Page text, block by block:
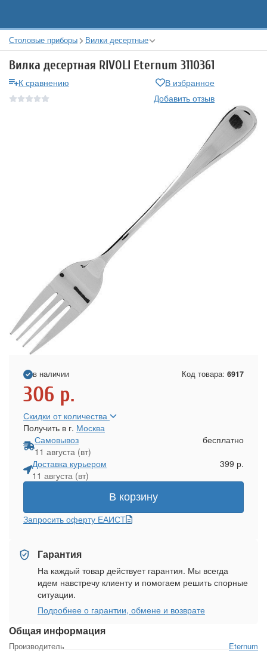
Столовые приборы Вилки десертные
Вилка десертная RIVOLI Eternum 3110361
К сравнению
В избранное
Добавить отзыв
Общая информация
Производитель
Eternum
в наличии Код товара: 6917
306 р.
Скидки от количества
Получить в г. Москва
Самовывоз
11 августа (вт)
бесплатно
Доставка курьером
11 августа (вт)
399 р.
В корзину
Запросить оферту ЕАИСТ
Гарантия
На каждый товар действует гарантия. Мы всегда
идем навстречу клиенту и помогаем решить спорные
ситуации.
Подробнее о гарантии, обмене и возврате